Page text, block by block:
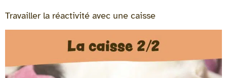
Travailler la réactivité avec une caisse